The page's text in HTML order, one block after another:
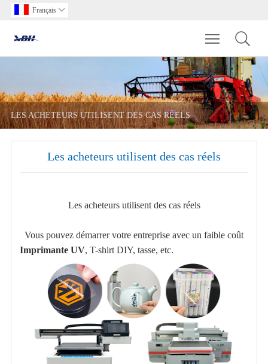
Français 
Toggle
LES ACHETEURS UTILISENT DES CAS RÉELS
Les acheteurs utilisent des cas réels
Les acheteurs utilisent des cas réels
Vous pouvez démarrer votre entreprise avec un faible coût
Imprimante UV, T-shirt DIY, tasse, etc.